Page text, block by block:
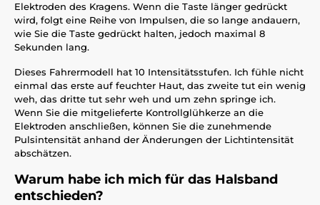
Elektroden des Kragens. Wenn die Taste länger gedrückt
wird, folgt eine Reihe von Impulsen, die so lange andauern,
wie Sie die Taste gedrückt halten, jedoch maximal 8
Sekunden lang.
Dieses Fahrermodell hat 10 Intensitätsstufen. Ich fühle nicht
einmal das erste auf feuchter Haut, das zweite tut ein wenig
weh, das dritte tut sehr weh und um zehn springe ich.
Wenn Sie die mitgelieferte Kontrollglühkerze an die
Elektroden anschließen, können Sie die zunehmende
Pulsintensität anhand der Änderungen der Lichtintensität
abschätzen.
Warum habe ich mich für das Halsband
entschieden?